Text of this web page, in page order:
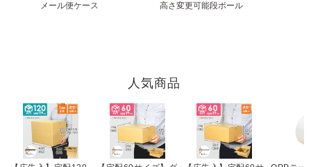
メール便ケース 高さ変更可能段ボール
人気商品